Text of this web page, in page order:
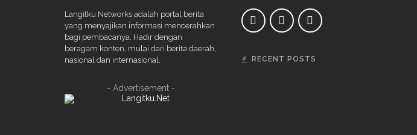
Langitku Networks adalah portal berita
yang menyajikan informasi mencerahkan
bagi pembacanya. Hadir dengan
beragam konten, mulai dari berita daerah,
nasional dan internasional.
- Advertisement -
RECENT POSTS